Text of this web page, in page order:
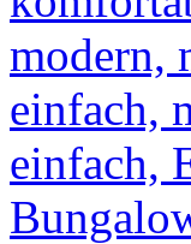
modern,
einfach,
einfach,